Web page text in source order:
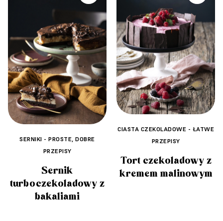
SERNIKI - PROSTE, DOBRE
PRZEPISY
Sernik
turboczekoladowy z
bakaliami
CIASTA CZEKOLADOWE - ŁATWE
PRZEPISY
Tort czekoladowy z
kremem malinowym